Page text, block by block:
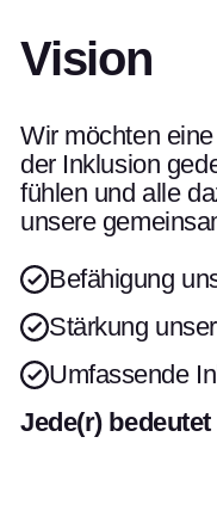
Vision
Wir möchten
der Inklusion
fühlen und alle
unsere
Befähigung
Stärkung
Umfassende
Jede(r)